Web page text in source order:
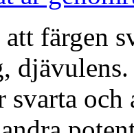
färgen
svarta